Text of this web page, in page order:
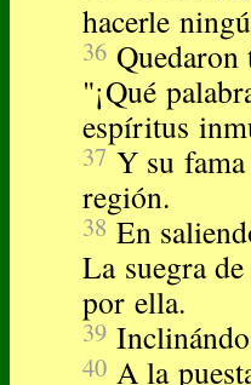
hacerle
36 Quedaron
"¡Qué
espíritus
37 Y su
región.
38 En
La suegra
por ella.
39
40 A la